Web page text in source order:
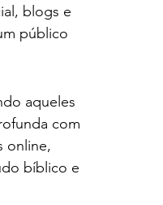
blogs e
público
aqueles
com
online,
bíblico e